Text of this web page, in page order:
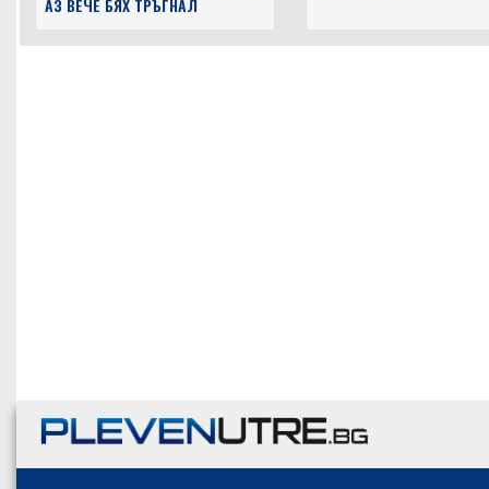
ИСКАХА ДА ПЛАТЯТ БИЛЕТА, НО
МИТРОПОЛИЯ